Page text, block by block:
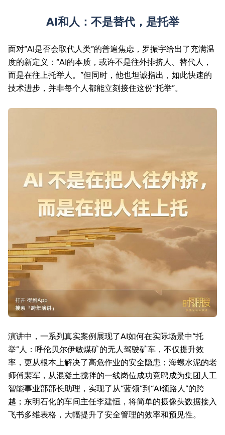
AI和人：不是替代，是托举
面对“AI是否会取代人类”的普遍焦虑，罗振宇给出了充满温
度的新定义：“AI的本质，或许不是往外排挤人、替代人，
而是在往上托举人。”但同时，他也坦诚指出，如此快速的
技术进步，并非每个人都能立刻接住这份“托举”。
演讲中，一系列真实案例展现了AI如何在实际场景中“托
举”人：呼伦贝尔伊敏煤矿的无人驾驶矿车，不仅提升效
率，更从根本上解决了高危作业的安全隐患；海螺水泥的老
师傅裴军，从混凝土搅拌的一线岗位成功竞聘成为集团人工
智能事业部部长助理，实现了从“蓝领”到“AI领路人”的跨
越；东明石化的车间主任李建恒，将简单的摄像头数据接入
飞书多维表格，大幅提升了安全管理的效率和预见性。